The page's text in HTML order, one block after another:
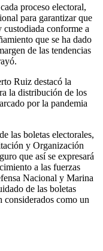
proceso electoral,
para garantizar que
custodiada conforme a
que se ha dado
de las tendencias
Ruiz destacó la
la distribución de los
por la pandemia
las boletas electorales,
y Organización
que así se expresará
a las fuerzas
Nacional y Marina
de las boletas
considerados como un